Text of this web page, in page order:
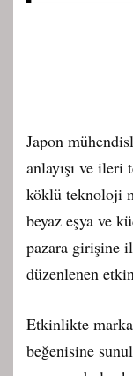
Japon
anlayışı ve ileri
köklü teknoloji
beyaz eşya ve
pazara girişine
düzenlenen
Etkinlikte
beğenisine